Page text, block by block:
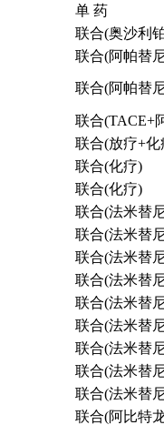
单 药
联合(奥沙利
联合(阿帕替
联合(阿帕替
联合(TACE+
联合(放疗+化
联合(化疗)
联合(化疗)
联合(法米替
联合(法米替
联合(法米替
联合(法米替
联合(法米替
联合(法米替
联合(法米替
联合(法米替
联合(法米替
联合(阿比特